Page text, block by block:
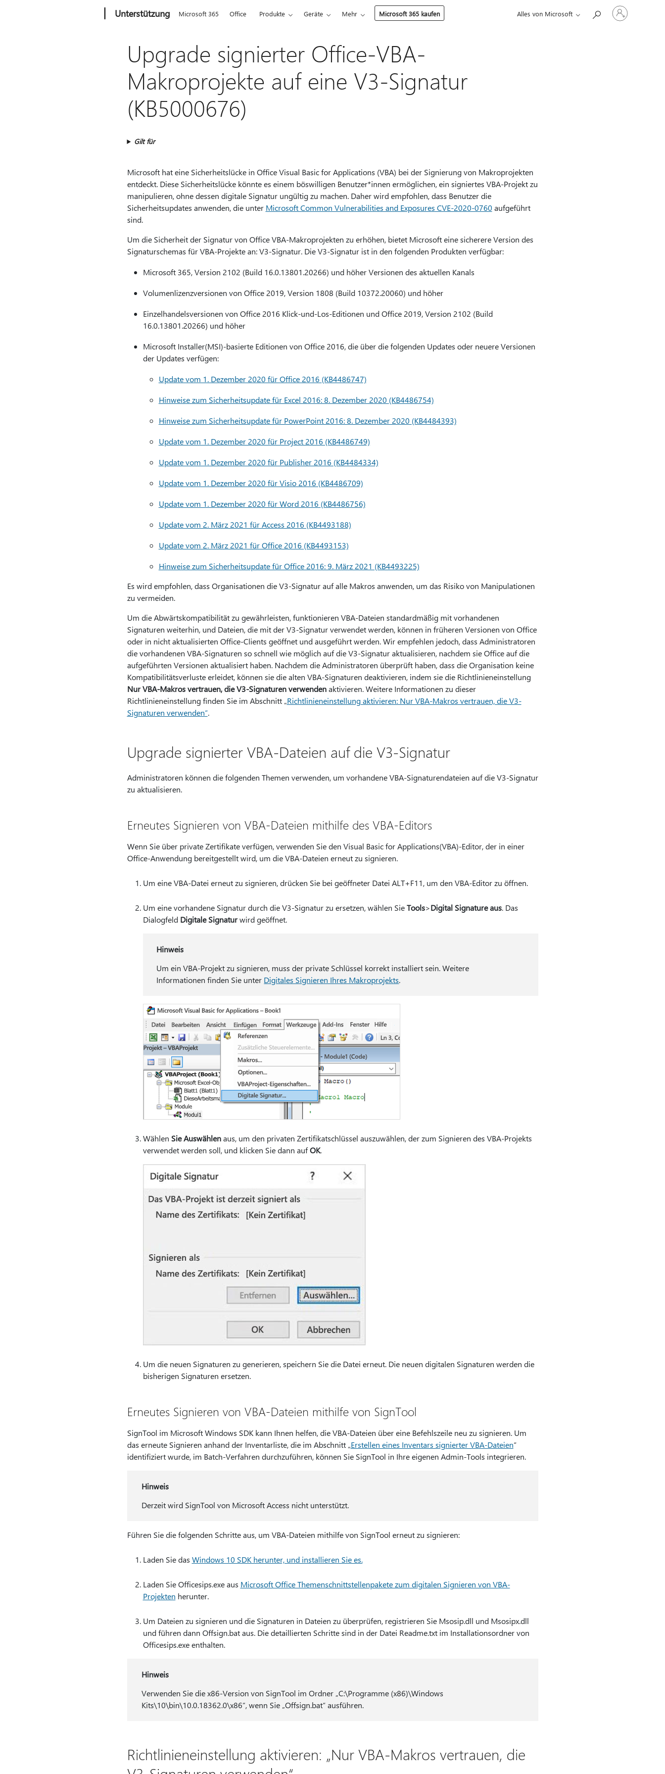
Unterstützung Microsoft 365 Office Produkte Geräte Mehr Microsoft 365 kaufen Alles von Microsoft
Bei
Ihrem
Konto
Upgrade signierter Office-VBA-
Makroprojekte auf eine V3-Signatur
(KB5000676)
Gilt für
Microsoft hat eine Sicherheitslücke in Office Visual Basic for Applications (VBA) bei der Signierung von Makroprojekten
entdeckt. Diese Sicherheitslücke könnte es einem böswilligen Benutzer*innen ermöglichen, ein signiertes VBA-Projekt zu
manipulieren, ohne dessen digitale Signatur ungültig zu machen. Daher wird empfohlen, dass Benutzer die
Sicherheitsupdates anwenden, die unter Microsoft Common Vulnerabilities and Exposures CVE-2020-0760 aufgeführt
sind.
Um die Sicherheit der Signatur von Office VBA-Makroprojekten zu erhöhen, bietet Microsoft eine sicherere Version des
Signaturschemas für VBA-Projekte an: V3-Signatur. Die V3-Signatur ist in den folgenden Produkten verfügbar:
Microsoft 365, Version 2102 (Build 16.0.13801.20266) und höher Versionen des aktuellen Kanals
Volumenlizenzversionen von Office 2019, Version 1808 (Build 10372.20060) und höher
Einzelhandelsversionen von Office 2016 Klick-und-Los-Editionen und Office 2019, Version 2102 (Build
16.0.13801.20266) und höher
Microsoft Installer(MSI)-basierte Editionen von Office 2016, die über die folgenden Updates oder neuere Versionen
der Updates verfügen:
Update vom 1. Dezember 2020 für Office 2016 (KB4486747)
Hinweise zum Sicherheitsupdate für Excel 2016: 8. Dezember 2020 (KB4486754)
Hinweise zum Sicherheitsupdate für PowerPoint 2016: 8. Dezember 2020 (KB4484393)
Update vom 1. Dezember 2020 für Project 2016 (KB4486749)
Update vom 1. Dezember 2020 für Publisher 2016 (KB4484334)
Update vom 1. Dezember 2020 für Visio 2016 (KB4486709)
Update vom 1. Dezember 2020 für Word 2016 (KB4486756)
Update vom 2. März 2021 für Access 2016 (KB4493188)
Update vom 2. März 2021 für Office 2016 (KB4493153)
Hinweise zum Sicherheitsupdate für Office 2016: 9. März 2021 (KB4493225)
Es wird empfohlen, dass Organisationen die V3-Signatur auf alle Makros anwenden, um das Risiko von Manipulationen
zu vermeiden.
Um die Abwärtskompatibilität zu gewährleisten, funktionieren VBA-Dateien standardmäßig mit vorhandenen
Signaturen weiterhin, und Dateien, die mit der V3-Signatur verwendet werden, können in früheren Versionen von Office
oder in nicht aktualisierten Office-Clients geöffnet und ausgeführt werden. Wir empfehlen jedoch, dass Administratoren
die vorhandenen VBA-Signaturen so schnell wie möglich auf die V3-Signatur aktualisieren, nachdem sie Office auf die
aufgeführten Versionen aktualisiert haben. Nachdem die Administratoren überprüft haben, dass die Organisation keine
Kompatibilitätsverluste erleidet, können sie die alten VBA-Signaturen deaktivieren, indem sie die Richtlinieneinstellung
Nur VBA-Makros vertrauen, die V3-Signaturen verwendenaktivieren. Weitere Informationen zu dieser
Richtlinieneinstellung finden Sie im Abschnitt „Richtlinieneinstellung aktivieren: Nur VBA-Makros vertrauen, die V3-
Signaturen verwenden“.
Upgrade signierter VBA-Dateien auf die V3-Signatur
Administratoren können die folgenden Themen verwenden, um vorhandene VBA-Signaturendateien auf die V3-Signatur
zu aktualisieren.
Erneutes Signieren von VBA-Dateien mithilfe des VBA-Editors
Wenn Sie über private Zertifikate verfügen, verwenden Sie den Visual Basic for Applications(VBA)-Editor, der in einer
Office-Anwendung bereitgestellt wird, um die VBA-Dateien erneut zu signieren.
Um eine VBA-Datei erneut zu signieren, drücken Sie bei geöffneter Datei ALT+F11, um den VBA-Editor zu öffnen.
Um eine vorhandene Signatur durch die V3-Signatur zu ersetzen, wählen SieTools>Digital Signature aus. Das
Dialogfeld Digitale Signaturwird geöffnet.
Hinweis
Um ein VBA-Projekt zu signieren, muss der private Schlüssel korrekt installiert sein. Weitere
Informationen finden Sie unter Digitales Signieren Ihres Makroprojekts.
Wählen Sie Auswählenaus, um den privaten Zertifikatschlüssel auszuwählen, der zum Signieren des VBA-Projekts
verwendet werden soll, und klicken Sie dann aufOK.
Um die neuen Signaturen zu generieren, speichern Sie die Datei erneut. Die neuen digitalen Signaturen werden die
bisherigen Signaturen ersetzen.
Erneutes Signieren von VBA-Dateien mithilfe von SignTool
SignTool im Microsoft Windows SDK kann Ihnen helfen, die VBA-Dateien über eine Befehlszeile neu zu signieren. Um
das erneute Signieren anhand der Inventarliste, die im Abschnitt „Erstellen eines Inventars signierter VBA-Dateien“
identifiziert wurde, im Batch-Verfahren durchzuführen, können Sie SignTool in Ihre eigenen Admin-Tools integrieren.
Hinweis
Derzeit wird SignTool von Microsoft Access nicht unterstützt.
Führen Sie die folgenden Schritte aus, um VBA-Dateien mithilfe von SignTool erneut zu signieren:
Laden Sie das Windows 10 SDK herunter, und installieren Sie es.
Laden Sie Officesips.exe aus Microsoft Office Themenschnittstellenpakete zum digitalen Signieren von VBA-
Projekten herunter.
Um Dateien zu signieren und die Signaturen in Dateien zu überprüfen, registrieren Sie Msosip.dll und Msosipx.dll
und führen dann Offsign.bat aus. Die detaillierten Schritte sind in der Datei Readme.txt im Installationsordner von
Officesips.exe enthalten.
Hinweis
Verwenden Sie die x86-Version von SignTool im Ordner „C:\Programme (x86)\Windows
Kits\10\bin\10.0.18362.0\x86“, wenn Sie „Offsign.bat“ ausführen.
Richtlinieneinstellung aktivieren: „Nur VBA-Makros vertrauen, die